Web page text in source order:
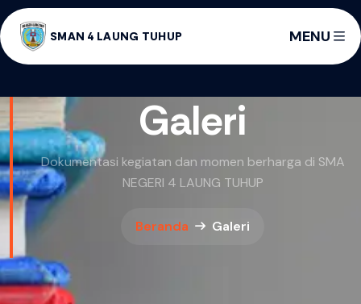
SMAN 4 LAUNG TUHUP MENU
Galeri
Dokumentasi kegiatan dan momen berharga di SMA
NEGERI 4 LAUNG TUHUP
Beranda Galeri